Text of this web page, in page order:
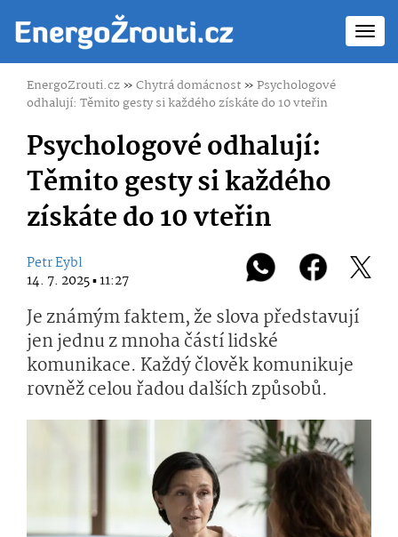
EnergoZrouti.cz»Chytrá domácnost»Psychologové
odhalují: Těmito gesty si každého získáte do 10 vteřin
Psychologové odhalují:
Těmito gesty si každého
získáte do 10 vteřin
Petr Eybl
14. 7. 2025 ▪ 11:27
Je známým faktem, že slova představují
jen jednu z mnoha částí lidské
komunikace. Každý člověk komunikuje
rovněž celou řadou dalších způsobů.